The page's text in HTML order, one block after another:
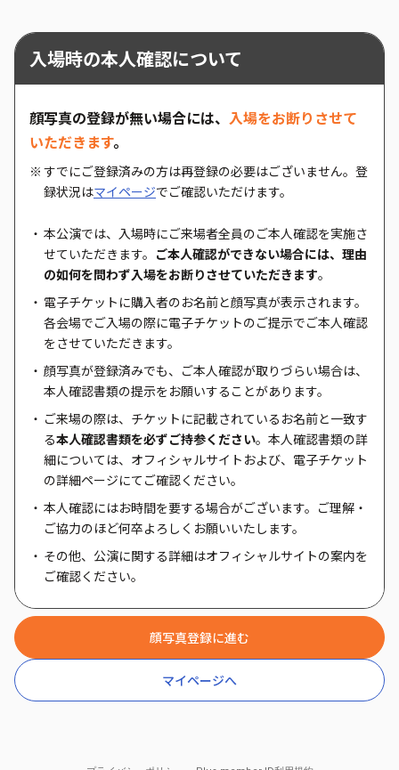
入場時の本人確認について
顔写真の登録が無い場合には、 入場をお断りさせて
いただきます。
すでにご登録済みの方は再登録の必要はございません。登
録状況はマイページでご確認いただけます。
本公演では、入場時にご来場者全員のご本人確認を実施さ
せていただきます。 ご本人確認ができない場合には、理由
の如何を問わず入場をお断りさせていただきます。
電子チケットに購入者のお名前と顔写真が表示されます。
各会場でご入場の際に電子チケットのご提示でご本人確認
をさせていただきます。
顔写真が登録済みでも、ご本人確認が取りづらい場合は、
本人確認書類の提示をお願いすることがあります。
ご来場の際は、チケットに記載されているお名前と一致す
る本人確認書類を必ずご持参ください。本人確認書類の詳
細については、オフィシャルサイトおよび、電子チケット
の詳細ページにてご確認ください。
本人確認にはお時間を要する場合がございます。ご理解・
ご協力のほど何卒よろしくお願いいたします。
その他、公演に関する詳細はオフィシャルサイトの案内を
ご確認ください。
顔写真登録に進む
マイページへ